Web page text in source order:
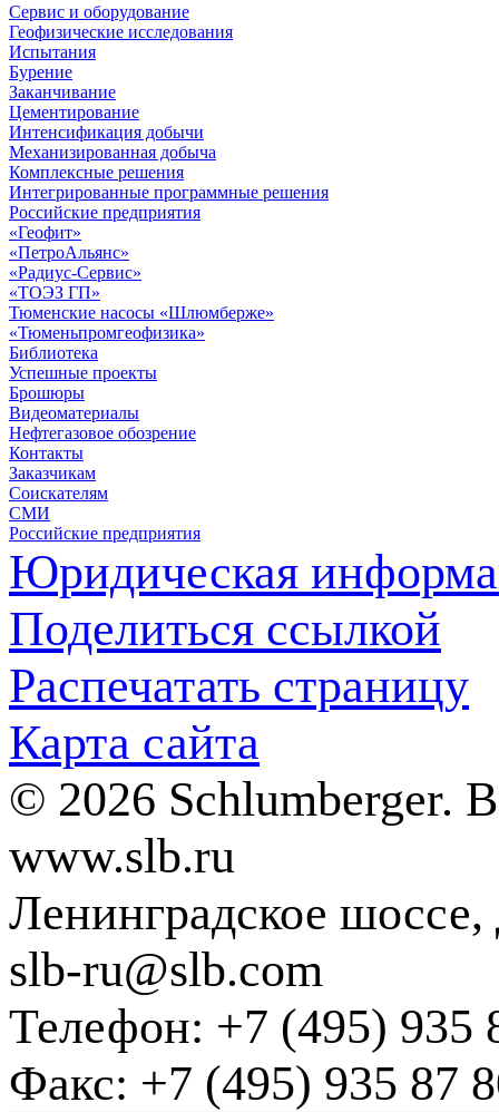
Сервис и оборудование
Геофизические исследования
Испытания
Бурение
Заканчивание
Цементирование
Интенсификация добычи
Механизированная добыча
Комплексные решения
Интегрированные программные решения
Российские предприятия
«Геофит»
«ПетроАльянс»
«Радиус-Сервис»
«ТОЭЗ ГП»
Тюменские насосы «Шлюмберже»
«Тюменьпромгеофизика»
Библиотека
Успешные проекты
Брошюры
Видеоматериалы
Нефтегазовое обозрение
Контакты
Заказчикам
Соискателям
СМИ
Российские предприятия
Юридическая
Поделиться ссылкой
Распечатать страницу
Карта сайта
© 2026 Schlumberger.
www.slb.ru
Ленинградское
slb-ru@slb.com
Телефон: +7 (495) 935
Факс: +7 (495) 935 87